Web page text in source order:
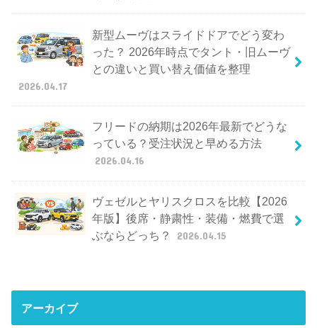
新型ムーヴはスライドドアでどう変わ
った？ 2026年時点でタント・旧ムーヴ
との違いと買い替え価値を整理
2026.04.17
フリードの納期は2026年最新でどうな
っている？受注状況と早める方法
2026.04.16
ヴェゼルとヤリスクロスを比較【2026
年版】後席・静粛性・装備・燃費で選
ぶならどっち？
2026.04.15
アーカイブ